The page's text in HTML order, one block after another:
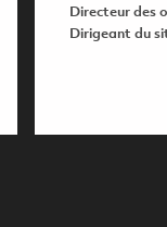
Directeur des
Dirigeant du